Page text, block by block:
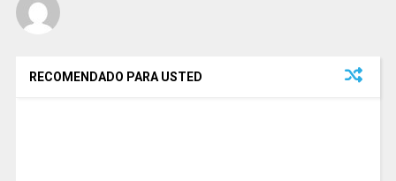
RECOMENDADO PARA USTED